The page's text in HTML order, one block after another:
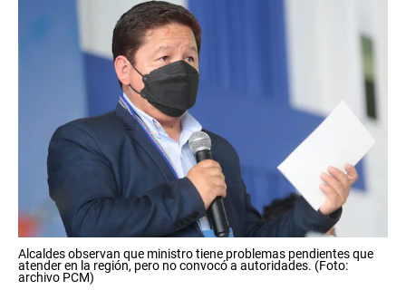
Alcaldes observan que ministro tiene problemas pendientes que
atender en la región, pero no convocó a autoridades. (Foto:
archivo PCM)